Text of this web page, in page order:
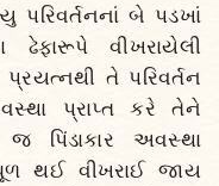
બે પડખાં
વીખરાયેલી
તે પરિવર્તન
પ્રાપ્ત કરે તેને
પિંડાકાર અવસ્થા
થઈ વીખરાઈ જાય